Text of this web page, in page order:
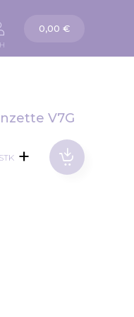
Warenkorb
0,00 €
V7G
STK